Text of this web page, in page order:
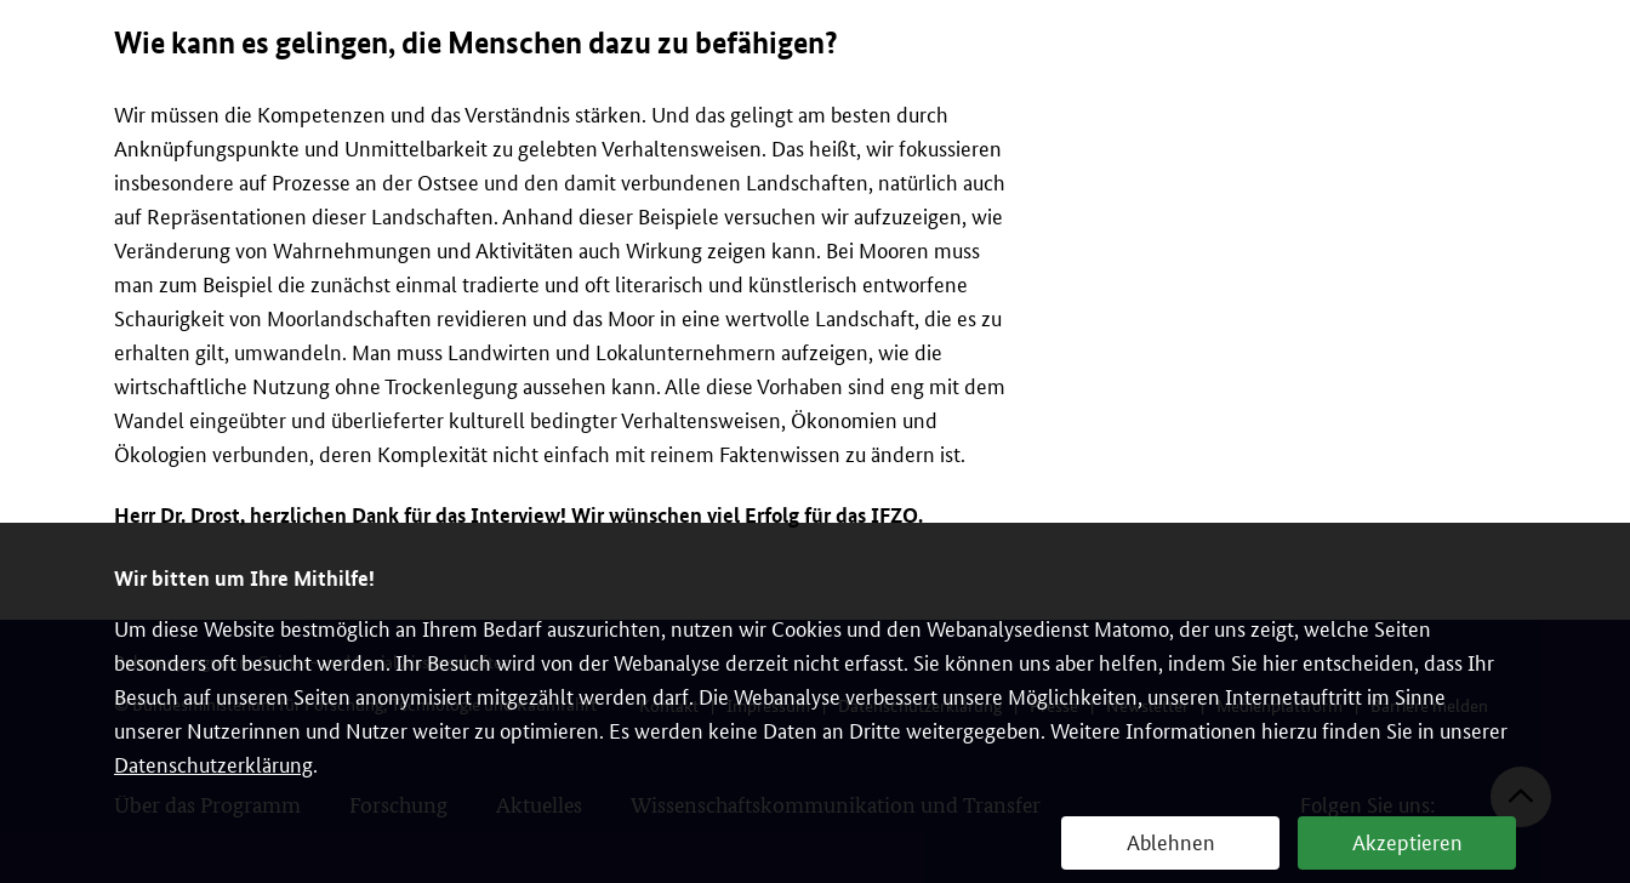
Wir bitten um Ihre Mithilfe!
Um diese Website bestmöglich an Ihrem Bedarf auszurichten, nutzen wir Cookies und den Webanalysedienst Matomo, der uns zeigt, welche Seiten
besonders oft besucht werden. Ihr Besuch wird von der Webanalyse derzeit nicht erfasst. Sie können uns aber helfen, indem Sie hier entscheiden, dass Ihr
Besuch auf unseren Seiten anonymisiert mitgezählt werden darf. Die Webanalyse verbessert unsere Möglichkeiten, unseren Internetauftritt im Sinne
unserer Nutzerinnen und Nutzer weiter zu optimieren. Es werden keine Daten an Dritte weitergegeben. Weitere Informationen hierzu finden Sie in unserer
Datenschutzerklärung.
Ablehnen Akzeptieren
Wie kann es gelingen, die Menschen dazu zu befähigen?
Wir müssen die Kompetenzen und das Verständnis stärken. Und das gelingt am besten durch
Anknüpfungspunkte und Unmittelbarkeit zu gelebten Verhaltensweisen. Das heißt, wir fokussieren
insbesondere auf Prozesse an der Ostsee und den damit verbundenen Landschaften, natürlich auch
auf Repräsentationen dieser Landschaften. Anhand dieser Beispiele versuchen wir aufzuzeigen, wie
Veränderung von Wahrnehmungen und Aktivitäten auch Wirkung zeigen kann. Bei Mooren muss
man zum Beispiel die zunächst einmal tradierte und oft literarisch und künstlerisch entworfene
Schaurigkeit von Moorlandschaften revidieren und das Moor in eine wertvolle Landschaft, die es zu
erhalten gilt, umwandeln. Man muss Landwirten und Lokalunternehmern aufzeigen, wie die
wirtschaftliche Nutzung ohne Trockenlegung aussehen kann. Alle diese Vorhaben sind eng mit dem
Wandel eingeübter und überlieferter kulturell bedingter Verhaltensweisen, Ökonomien und
Ökologien verbunden, deren Komplexität nicht einfach mit reinem Faktenwissen zu ändern ist.
Herr Dr. Drost, herzlichen Dank für das Interview! Wir wünschen viel Erfolg für das IFZO.
Rahmenprogramm Geistes- und Sozialwissenschaften
© Bundesministerium für Forschung, Technologie und Raumfahrt
Kontakt Impressum Datenschutzerklärung Presse Newsletter Medienplattform Barriere melden
Über das Programm Forschung Aktuelles Wissenschaftskommunikation und Transfer Folgen Sie uns: